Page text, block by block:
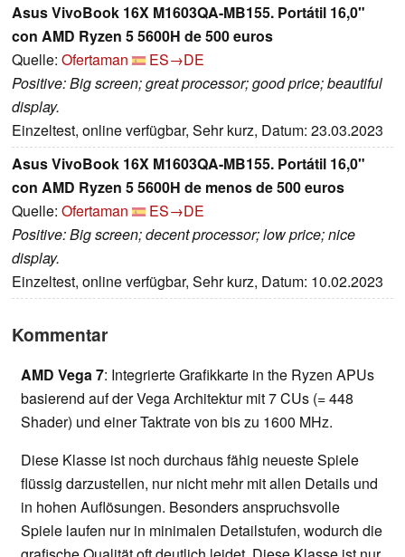
Asus VivoBook 16X M1603QA-MB155. Portátil 16,0"
con AMD Ryzen 5 5600H de 500 euros
Quelle: Ofertaman
ES→DE
Positive: Big screen; great processor; good price; beautiful
display.
Einzeltest, online verfügbar, Sehr kurz, Datum: 23.03.2023
Asus VivoBook 16X M1603QA-MB155. Portátil 16,0"
con AMD Ryzen 5 5600H de menos de 500 euros
Quelle: Ofertaman
ES→DE
Positive: Big screen; decent processor; low price; nice
display.
Einzeltest, online verfügbar, Sehr kurz, Datum: 10.02.2023
Kommentar
AMD Vega 7: Integrierte Grafikkarte in the Ryzen APUs
basierend auf der Vega Architektur mit 7 CUs (= 448
Shader) und einer Taktrate von bis zu 1600 MHz.
Diese Klasse ist noch durchaus fähig neueste Spiele
flüssig darzustellen, nur nicht mehr mit allen Details und
in hohen Auflösungen. Besonders anspruchsvolle
Spiele laufen nur in minimalen Detailstufen, wodurch die